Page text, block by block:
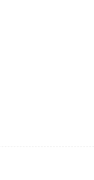
んなことしたいお兄さま